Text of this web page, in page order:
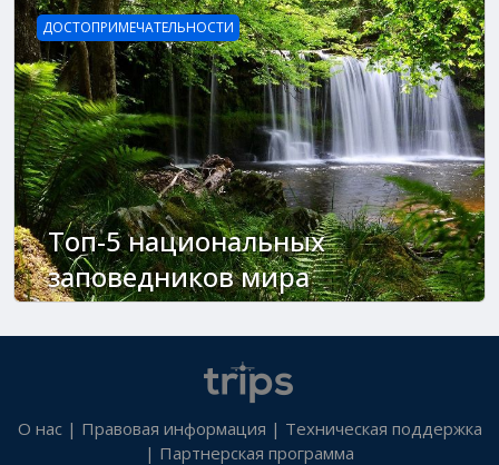
ДОСТОПРИМЕЧАТЕЛЬНОСТИ
Топ-5 национальных
заповедников мира
О нас| Правовая информация | Техническая поддержка
| Партнерская программа